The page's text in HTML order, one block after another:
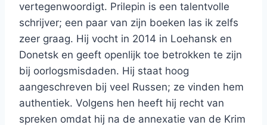
vertegenwoordigt. Prilepin is een talentvolle
schrijver; een paar van zijn boeken las ik zelfs
zeer graag. Hij vocht in 2014 in Loehansk en
Donetsk en geeft openlijk toe betrokken te zijn
bij oorlogsmisdaden. Hij staat hoog
aangeschreven bij veel Russen; ze vinden hem
authentiek. Volgens hen heeft hij recht van
spreken omdat hij na de annexatie van de Krim